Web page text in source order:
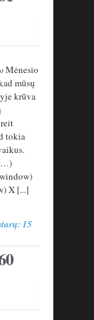
Mėnesio
mūsų
krūva
tokia
X [...]
15